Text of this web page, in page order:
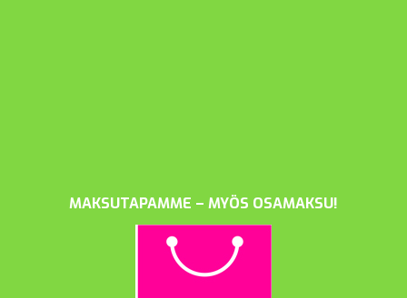
MAKSUTAPAMME – MYÖS OSAMAKSU!